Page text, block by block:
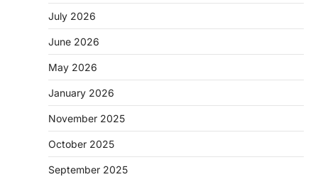
July 2026
June 2026
May 2026
January 2026
November 2025
October 2025
September 2025
CG: शराब दुकानों में गड़बड़ी पर आबकारी
विभाग का बड़ा एक्शन